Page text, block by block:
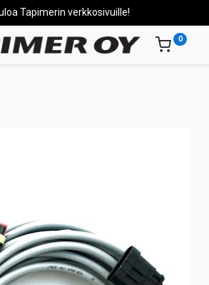
Tapimerin verkkosivuille!
0